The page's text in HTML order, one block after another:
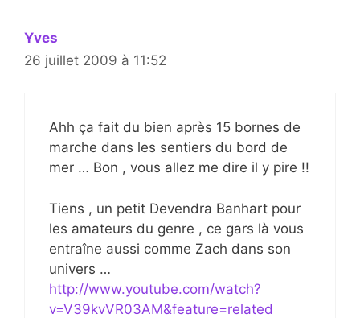
Yves
26 juillet 2009 à 11:52
Ahh ça fait du bien après 15 bornes de
marche dans les sentiers du bord de
mer … Bon , vous allez me dire il y pire !!
Tiens , un petit Devendra Banhart pour
les amateurs du genre , ce gars là vous
entraîne aussi comme Zach dans son
univers …
http://www.youtube.com/watch?
v=V39kvVR03AM&feature=related